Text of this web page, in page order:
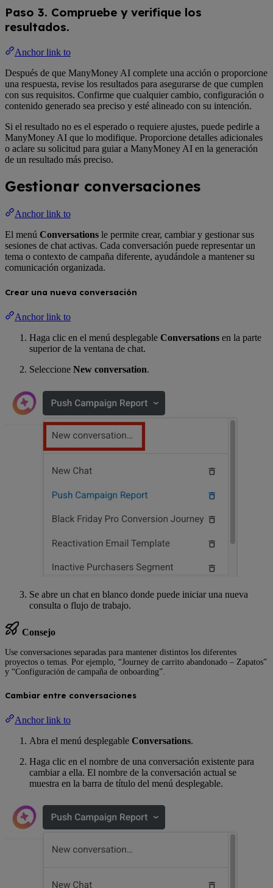
Paso 3. Compruebe y verifique los
resultados.
Anchor link to
Después de que ManyMoney AI complete una acción o proporcione
una respuesta, revise los resultados para asegurarse de que cumplen
con sus requisitos. Confirme que cualquier cambio, configuración o
contenido generado sea preciso y esté alineado con su intención.
Si el resultado no es el esperado o requiere ajustes, puede pedirle a
ManyMoney AI que lo modifique. Proporcione detalles adicionales
o aclare su solicitud para guiar a ManyMoney AI en la generación
de un resultado más preciso.
Gestionar conversaciones
Anchor link to
El menú Conversations le permite crear, cambiar y gestionar sus
sesiones de chat activas. Cada conversación puede representar un
tema o contexto de campaña diferente, ayudándole a mantener su
comunicación organizada.
Crear una nueva conversación
Anchor link to
Haga clic en el menú desplegable Conversations en la parte
superior de la ventana de chat.
Seleccione New conversation.
Se abre un chat en blanco donde puede iniciar una nueva
consulta o flujo de trabajo.
Consejo
Use conversaciones separadas para mantener distintos los diferentes
proyectos o temas. Por ejemplo, “Journey de carrito abandonado – Zapatos”
y “Configuración de campaña de onboarding”.
Cambiar entre conversaciones
Anchor link to
Abra el menú desplegable Conversations.
Haga clic en el nombre de una conversación existente para
cambiar a ella. El nombre de la conversación actual se
muestra en la barra de título del menú desplegable.